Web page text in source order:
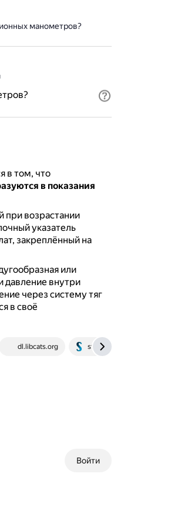
манометров?
в том, что
в показания
при возрастании
указатель
закреплённый на
или
давление внутри
через систему тяг
в своё
dl.libcats.org studfile.net
Войти